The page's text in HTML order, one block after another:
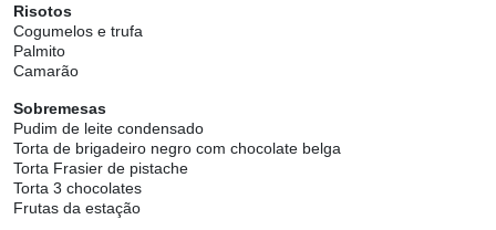
Risotos
Cogumelos e trufa
Palmito
Camarão
Sobremesas
Pudim de leite condensado
Torta de brigadeiro negro com chocolate belga
Torta Frasier de pistache
Torta 3 chocolates
Frutas da estação